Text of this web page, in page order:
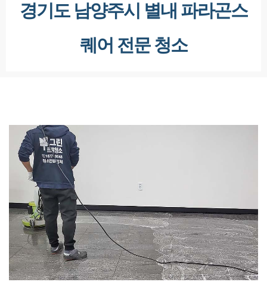
경기도 남양주시 별내 파라곤스
퀘어 전문 청소